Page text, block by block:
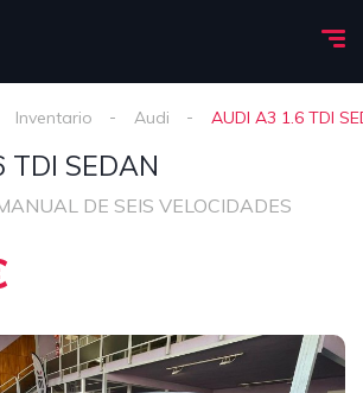
Inventario Audi AUDI A3 1.6 TDI
TDI SEDAN
DE SEIS VELOCIDADES